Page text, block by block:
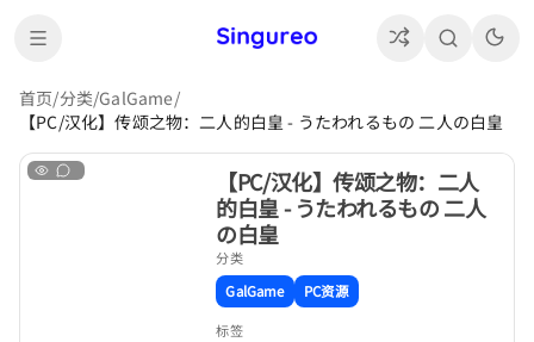
首页/分类/GalGame/
【PC/汉化】传颂之物：二人的白皇 - うたわれるもの 二人の白皇
【PC/汉化】传颂之物：二人
的白皇 - うたわれるもの 二人
の白皇
分类
GalGame
PC资源
标签